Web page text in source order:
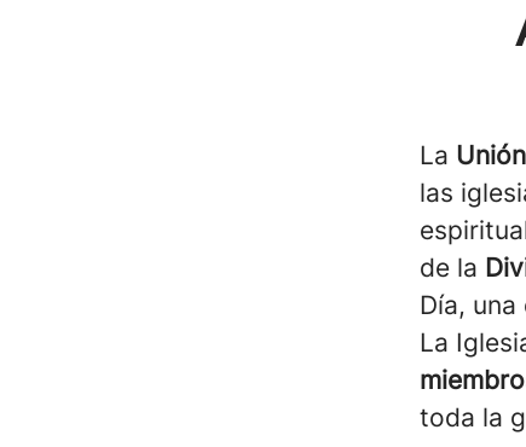
La
las
de la
Día,
La
toda la